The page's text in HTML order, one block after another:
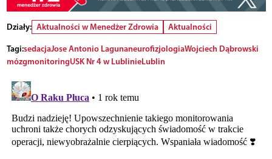
Działy: Aktualności w Menedżer Zdrowia
Aktualności
Tagi:sedacjaJose Antonio LagunaneurofizjologiaWojciech Dąbrowski
mózgmonitoringUSK Nr 4 w LublinieLublin